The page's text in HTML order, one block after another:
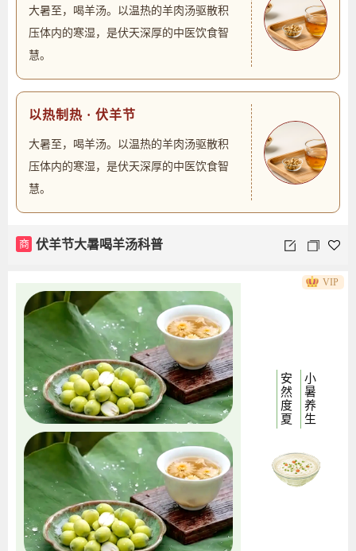
大暑至，喝羊汤。以温热的羊肉汤驱散积
压体内的寒湿，是伏天深厚的中医饮食智
慧。
以热制热 · 伏羊节
大暑至，喝羊汤。以温热的羊肉汤驱散积
压体内的寒湿，是伏天深厚的中医饮食智
慧。
商 伏羊节大暑喝羊汤科普
安
然
度
夏
小
暑
养
生
VIP